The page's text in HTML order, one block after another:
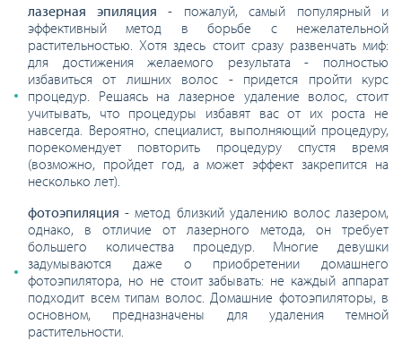
лазерная эпиляция - пожалуй, самый популярный и
эффективный метод в борьбе с нежелательной
растительностью. Хотя здесь стоит сразу развенчать миф:
для достижения желаемого результата - полностью
избавиться от лишних волос - придется пройти курс
процедур. Решаясь на лазерное удаление волос, стоит
учитывать, что процедуры избавят вас от их роста не
навсегда. Вероятно, специалист, выполняющий процедуру,
порекомендует повторить процедуру спустя время
(возможно, пройдет год, а может эффект закрепится на
несколько лет).
фотоэпиляция - метод близкий удалению волос лазером,
однако, в отличие от лазерного метода, он требует
большего количества процедур. Многие девушки
задумываются даже о приобретении домашнего
фотоэпилятора, но не стоит забывать: не каждый аппарат
подходит всем типам волос. Домашние фотоэпиляторы, в
основном, предназначены для удаления темной
растительности.